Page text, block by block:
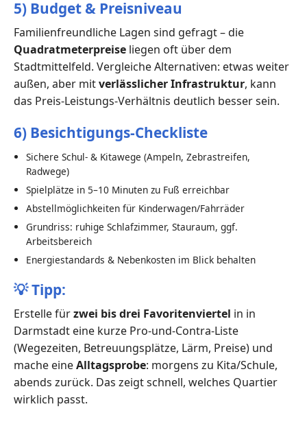
5) Budget & Preisniveau
Familienfreundliche Lagen sind gefragt – die
Quadratmeterpreise liegen oft über dem
Stadtmittelfeld. Vergleiche Alternativen: etwas weiter
außen, aber mitverlässlicher Infrastruktur, kann
das Preis-Leistungs-Verhältnis deutlich besser sein.
6) Besichtigungs-Checkliste
Sichere Schul- & Kitawege (Ampeln, Zebrastreifen,
Radwege)
Spielplätze in 5–10 Minuten zu Fuß erreichbar
Abstellmöglichkeiten für Kinderwagen/Fahrräder
Grundriss: ruhige Schlafzimmer, Stauraum, ggf.
Arbeitsbereich
Energiestandards & Nebenkosten im Blick behalten
💡Tipp:
Erstelle fürzwei bis drei Favoritenviertel in in
Darmstadt eine kurze Pro-und-Contra-Liste
(Wegezeiten, Betreuungsplätze, Lärm, Preise) und
mache eineAlltagsprobe: morgens zu Kita/Schule,
abends zurück. Das zeigt schnell, welches Quartier
wirklich passt.